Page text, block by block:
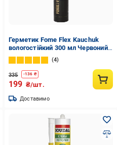
Герметик Fome Flex Kauchuk
вологостійкий 300 мл Червоний
(01-4-2-013)
4
335 -136 ₴
199 ₴/шт.
Доставимо